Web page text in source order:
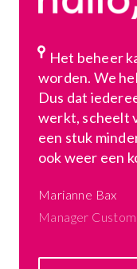
Het beheer
worden. We
Dus dat
werkt, scheelt
een stuk
ook weer een
Marianne Bax
Manager